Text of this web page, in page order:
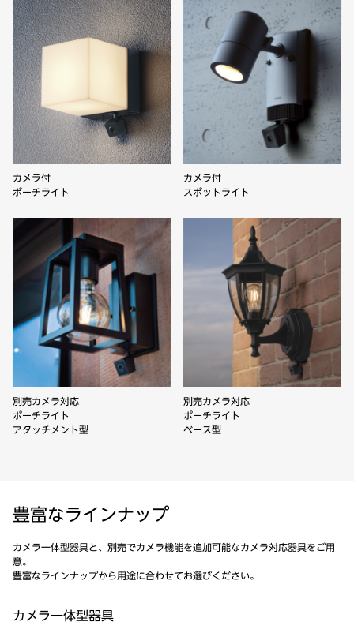
カメラ付
ポーチライト
カメラ付
スポットライト
別売カメラ対応
ポーチライト
アタッチメント型
別売カメラ対応
ポーチライト
ベース型
豊富なラインナップ
カメラ一体型器具と、別売でカメラ機能を追加可能なカメラ対応器具をご用
意。
豊富なラインナップから用途に合わせてお選びください。
カメラ一体型器具